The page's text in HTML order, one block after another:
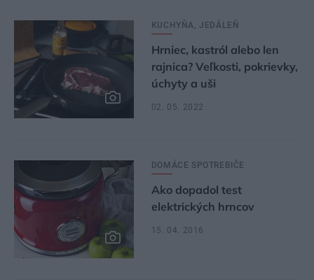
KUCHYŇA, JEDÁLEŇ
Hrniec, kastról alebo len
rajnica? Veľkosti, pokrievky,
úchyty a uši
02. 05. 2022
DOMÁCE SPOTREBIČE
Ako dopadol test
elektrických hrncov
15. 04. 2016